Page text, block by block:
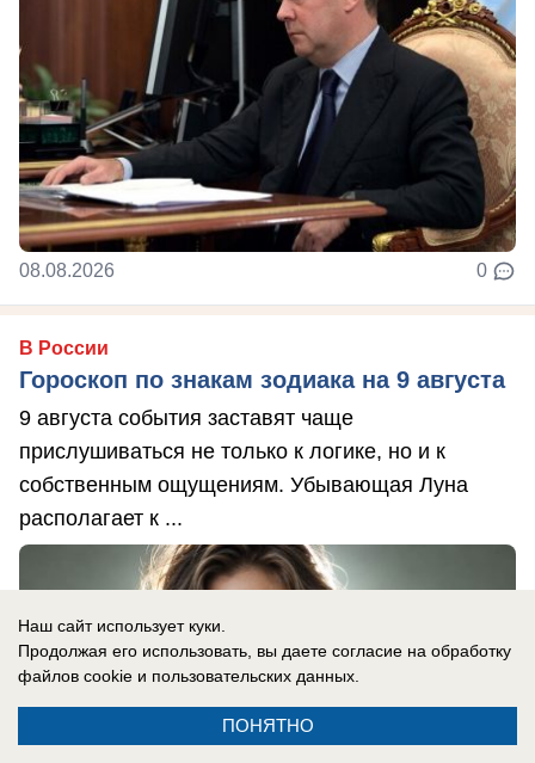
08.08.2026 0
В России
Гороскоп по знакам зодиака на 9 августа
9 августа события заставят чаще
прислушиваться не только к логике, но и к
собственным ощущениям. Убывающая Луна
располагает к ...
Наш сайт использует куки.
Продолжая его использовать, вы даете согласие на обработку
файлов cookie и пользовательских данных.
ПОНЯТНО